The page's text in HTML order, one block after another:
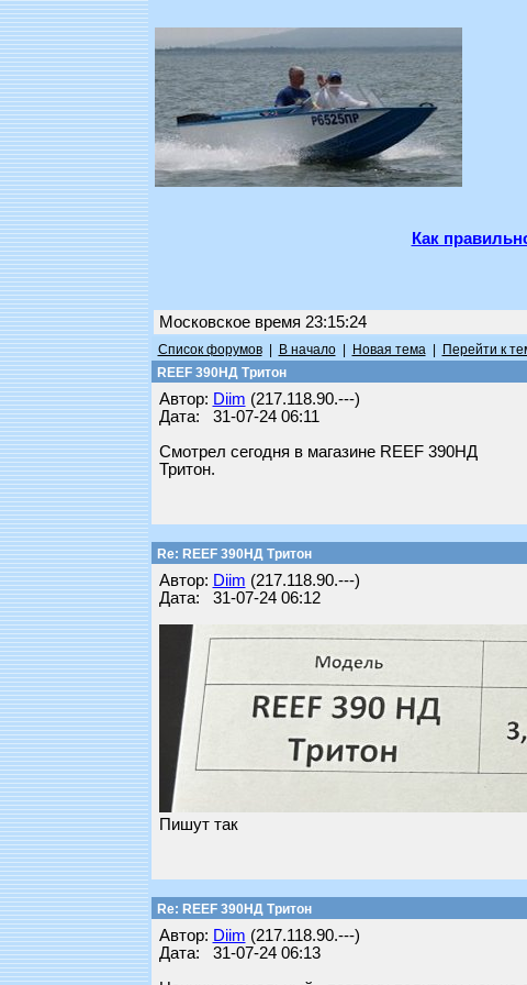
Как
Московское время 23:15:24
Список форумов| В начало| Новая тема| Перейти к
REEF 390НД Тритон
Автор: Diim (217.118.90.---)
Дата: 31-07-24 06:11
Смотрел сегодня в магазине REEF 390НД
Тритон.
Re: REEF 390НД Тритон
Автор: Diim (217.118.90.---)
Дата: 31-07-24 06:12
Пишут так
Re: REEF 390НД Тритон
Автор: Diim (217.118.90.---)
Дата: 31-07-24 06:13